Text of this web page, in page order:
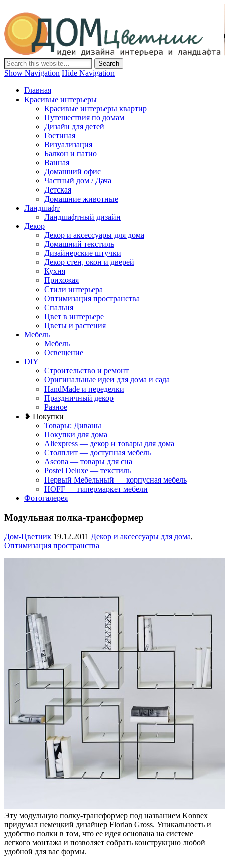
Дом-Цветник
Дизайн интерьера и ландшафта, декор и обустройство дома.
Идеи со всего мира.
Show Navigation Hide Navigation
Главная
Красивые интерьеры
Красивые интерьеры квартир
Путешествия по домам
Дизайн для детей
Гостиная
Визуализация
Балкон и патио
Ванная
Домашний офис
Частный дом / Дача
Детская
Домашние животные
Ландшафт
Ландшафтный дизайн
Декор
Декор и аксессуары для дома
Домашний текстиль
Дизайнерские штучки
Декор стен, окон и дверей
Кухня
Прихожая
Стили интерьера
Оптимизация пространства
Спальня
Цвет в интерьере
Цветы и растения
Мебель
Мебель
Освещение
DIY
Строительство и ремонт
Оригинальные идеи для дома и сада
HandMade и переделки
Праздничный декор
Разное
❥ Покупки
Товары: Диваны
Покупки для дома
Aliexpress — декор и товары для дома
Столплит — доступная мебель
Ascona — товары для сна
Postel Deluxe — текстиль
Первый Мебельный — корпусная мебель
HOFF — гипермаркет мебели
Фотогалерея
Модульная полка-трансформер
Дом-Цветник 19.12.2011 Декор и аксессуары для дома,
Оптимизация пространства
Эту модульную полку-трансформер под названием Konnex
придумал немецкий дизайнер Florian Gross. Уникальность и
удобство полки в том, что ее идея основана на системе
легкого монтажа и позволяет собрать конструкцию любой
удобной для вас формы.